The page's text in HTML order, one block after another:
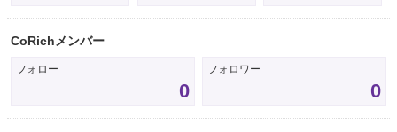
CoRichメンバー
フォロー
0
フォロワー
0